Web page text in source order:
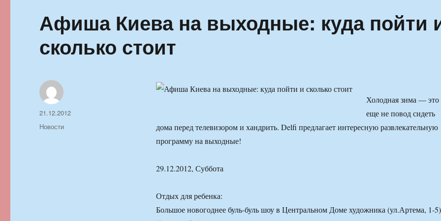
Афиша Киева на выходные: куда пойти
сколько стоит
Холодная зима — это
еще не повод сидеть
дома перед телевизором и хандрить. Delfi предлагает интересную развлекательную
программу на выходные!
29.12.2012, Суббота
Отдых для ребенка:
Большое новогоднее буль-буль шоу в Центральном Доме художника (ул.Артема, 1-5)
Автор
Опубликовано
21.12.2012
Рубрики
Новости